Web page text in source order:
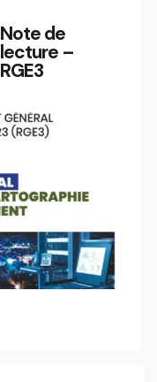
Note de
lecture –
RGE3